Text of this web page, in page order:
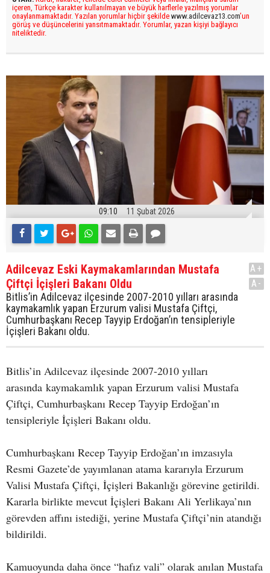
içeren, Türkçe karakter kullanılmayan ve büyük harflerle yazılmış yorumlar
onaylanmamaktadır. Yazılan yorumlar hiçbir şekilde www.adilcevaz13.com’un
görüş ve düşüncelerini yansıtmamaktadır. Yorumlar, yazan kişiyi bağlayıcı
niteliktedir.
09:10 11 Şubat 2026
Adilcevaz Eski Kaymakamlarından Mustafa
Çiftçi İçişleri Bakanı Oldu
Bitlis’in Adilcevaz ilçesinde 2007-2010 yılları arasında
kaymakamlık yapan Erzurum valisi Mustafa Çiftçi,
Cumhurbaşkanı Recep Tayyip Erdoğan’ın tensipleriyle
İçişleri Bakanı oldu.
A+
A-
Bitlis’in Adilcevaz ilçesinde 2007-2010 yılları
arasında kaymakamlık yapan Erzurum valisi Mustafa
Çiftçi, Cumhurbaşkanı Recep Tayyip Erdoğan’ın
tensipleriyle İçişleri Bakanı oldu.
Cumhurbaşkanı Recep Tayyip Erdoğan’ın imzasıyla
Resmi Gazete’de yayımlanan atama kararıyla Erzurum
Valisi Mustafa Çiftçi, İçişleri Bakanlığı görevine getirildi.
Kararla birlikte mevcut İçişleri Bakanı Ali Yerlikaya’nın
görevden affını istediği, yerine Mustafa Çiftçi’nin atandığı
bildirildi.
Kamuoyunda daha önce “hafız vali” olarak anılan Mustafa